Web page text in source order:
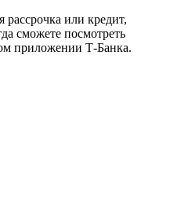
рассрочка или кредит,
сможете посмотреть
приложении Т‑Банка.